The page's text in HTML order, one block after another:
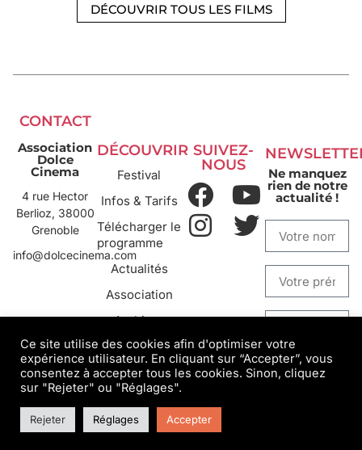
DÉCOUVRIR TOUS LES FILMS
CONTACT
Association
Dolce
Cinema
4 rue Hector
Berlioz, 38000
Grenoble
info@dolcecinema.com
DÉCOUVRIR
Festival
Infos & Tarifs
Télécharger le
programme
Actualités
Association
Archives
SUIVEZ-
NOUS
Ne manquez
rien de notre
actualité !
S'INSCRIRE
Ce site utilise des cookies afin d'optimiser votre
expérience utilisateur. En cliquant sur “Accepter”, vous
consentez à accepter tous les cookies. Sinon, cliquez
sur "Rejeter" ou "Réglages".
Rejeter Réglages Accepter